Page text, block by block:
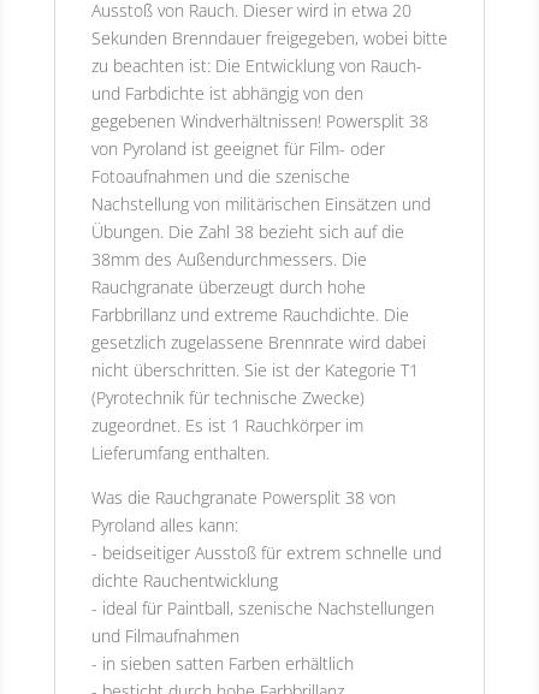
Ausstoß von Rauch. Dieser wird in etwa 20
Sekunden Brenndauer freigegeben, wobei bitte
zu beachten ist: Die Entwicklung von Rauch-
und Farbdichte ist abhängig von den
gegebenen Windverhältnissen! Powersplit 38
von Pyroland ist geeignet für Film- oder
Fotoaufnahmen und die szenische
Nachstellung von militärischen Einsätzen und
Übungen. Die Zahl 38 bezieht sich auf die
38mm des Außendurchmessers. Die
Rauchgranate überzeugt durch hohe
Farbbrillanz und extreme Rauchdichte. Die
gesetzlich zugelassene Brennrate wird dabei
nicht überschritten. Sie ist der Kategorie T1
(Pyrotechnik für technische Zwecke)
zugeordnet. Es ist 1 Rauchkörper im
Lieferumfang enthalten.
Was die Rauchgranate Powersplit 38 von
Pyroland alles kann:
- beidseitiger Ausstoß für extrem schnelle und
dichte Rauchentwicklung
- ideal für Paintball, szenische Nachstellungen
und Filmaufnahmen
- in sieben satten Farben erhältlich